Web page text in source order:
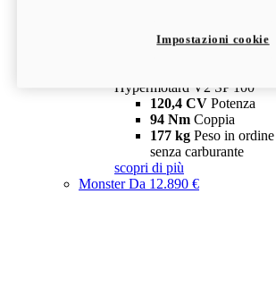
Depotenziata 35 kW:
configura scopri di più
Hypermotard V2 SP 100
120,4 CV Potenza
94 Nm Coppia
177 kg Peso in
senza carburante
scopri di più
MonsterDa 12.890 €
Impostazioni cookie